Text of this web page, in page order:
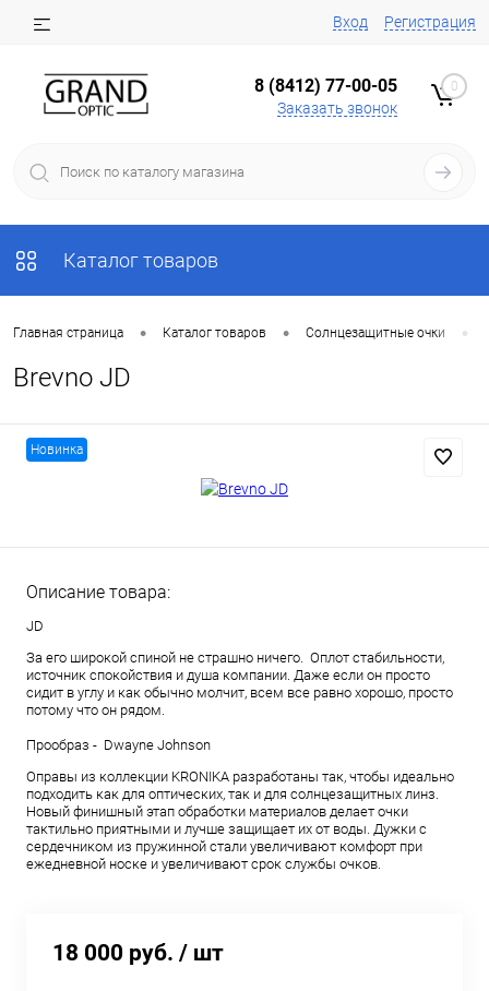
Вход Регистрация
8 (8412) 77-00-05
Заказать звонок
0
Каталог товаров
Главная страница • Каталог товаров • Солнцезащитные очки •
Brevno JD
Новинка
Описание товара:
JD
За его широкой спиной не страшно ничего. Оплот стабильности,
источник спокойствия и душа компании. Даже если он просто
сидит в углу и как обычно молчит, всем все равно хорошо, просто
потому что он рядом.
Прообраз - Dwayne Johnson
Оправы из коллекции KRONIKA разработаны так, чтобы идеально
подходить как для оптических, так и для солнцезащитных линз.
Новый финишный этап обработки материалов делает очки
тактильно приятными и лучше защищает их от воды. Дужки с
сердечником из пружинной стали увеличивают комфорт при
ежедневной носке и увеличивают срок службы очков.
18 000 руб. / шт